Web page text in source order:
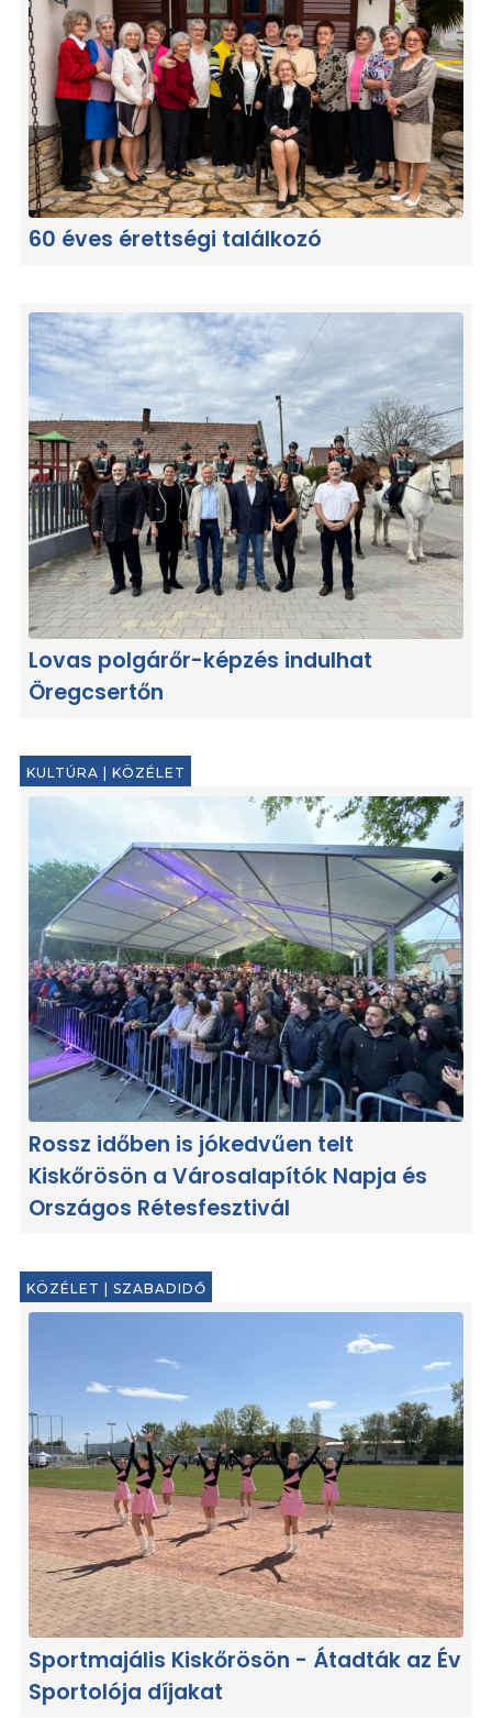
60 éves érettségi találkozó
Lovas polgárőr-képzés indulhat
Öregcsertőn
KULTÚRA | KÖZÉLET
Rossz időben is jókedvűen telt
Kiskőrösön a Városalapítók Napja és
Országos Rétesfesztivál
KÖZÉLET | SZABADIDŐ
Sportmajális Kiskőrösön - Átadták az Év
Sportolója díjakat